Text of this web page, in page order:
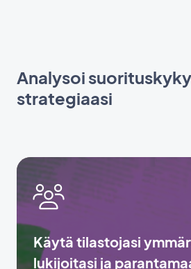
Analysoi
strategiaasi
Käytä tilastojasi
lukijoitasi ja